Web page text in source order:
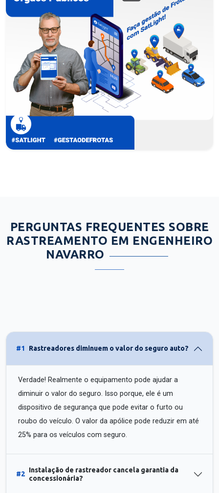
PERGUNTAS FREQUENTES SOBRE
RASTREAMENTO EM ENGENHEIRO
NAVARRO
#1 Rastreadores diminuem o valor do seguro auto?
Verdade! Realmente o equipamento pode ajudar a
diminuir o valor do seguro. Isso porque, ele é um
dispositivo de segurança que pode evitar o furto ou
roubo do veículo. O valor da apólice pode reduzir em até
25% para os veículos com seguro.
#2
Instalação de rastreador cancela garantia da
concessionária?